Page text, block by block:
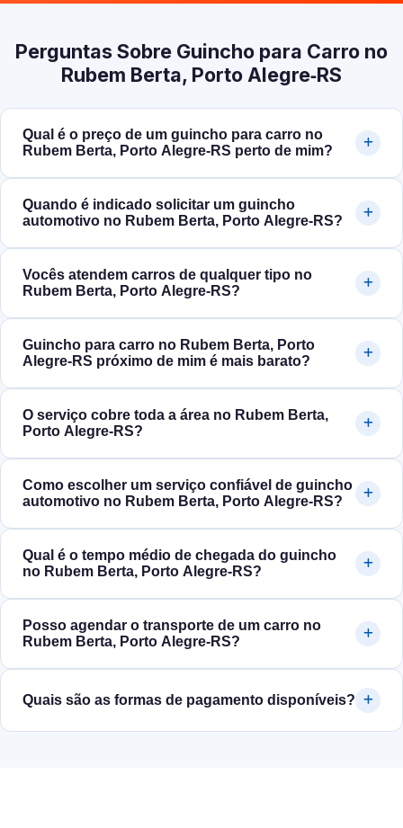
Perguntas Sobre Guincho para Carro no
Rubem Berta, Porto Alegre‑RS
Qual é o preço de um guincho para carro no
Rubem Berta, Porto Alegre‑RS perto de mim?
Quando é indicado solicitar um guincho
automotivo no Rubem Berta, Porto Alegre‑RS?
Vocês atendem carros de qualquer tipo no
Rubem Berta, Porto Alegre‑RS?
Guincho para carro no Rubem Berta, Porto
Alegre‑RS próximo de mim é mais barato?
O serviço cobre toda a área no Rubem Berta,
Porto Alegre‑RS?
Como escolher um serviço confiável de guincho
automotivo no Rubem Berta, Porto Alegre‑RS?
Qual é o tempo médio de chegada do guincho
no Rubem Berta, Porto Alegre‑RS?
Posso agendar o transporte de um carro no
Rubem Berta, Porto Alegre‑RS?
Quais são as formas de pagamento disponíveis?